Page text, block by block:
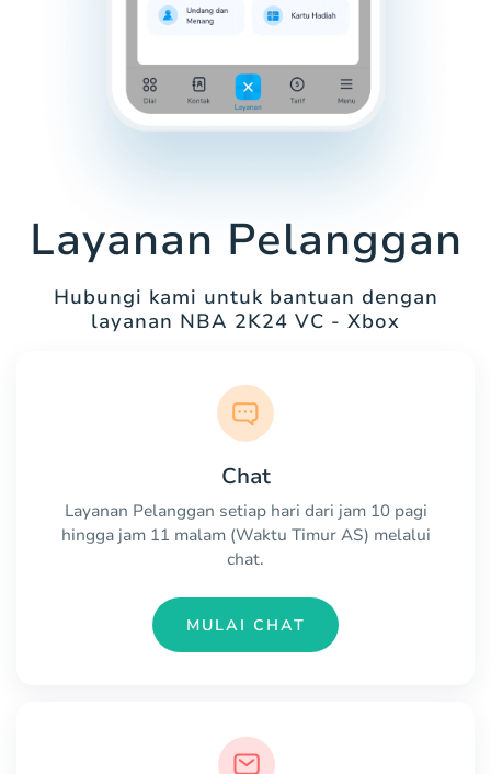
Layanan Pelanggan
Hubungi kami untuk bantuan dengan
layanan NBA 2K24 VC - Xbox
Chat
Layanan Pelanggan setiap hari dari jam 10 pagi
hingga jam 11 malam (Waktu Timur AS) melalui
chat.
MULAI CHAT